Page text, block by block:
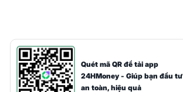
Quét mã QR để tải app
24HMoney - Giúp bạn đầu tư
an toàn, hiệu quả